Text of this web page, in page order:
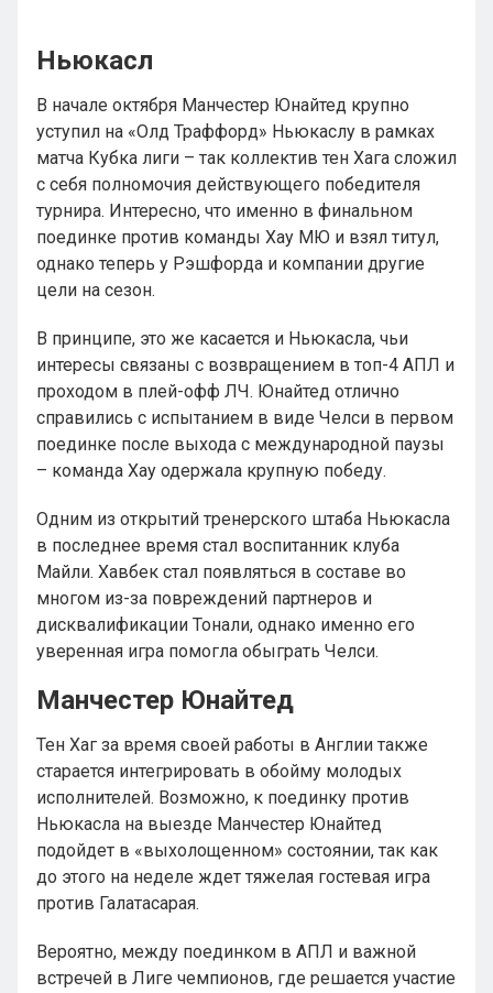
Ньюкасл
В начале октября Манчестер Юнайтед крупно
уступил на «Олд Траффорд» Ньюкаслу в рамках
матча Кубка лиги – так коллектив тен Хага сложил
с себя полномочия действующего победителя
турнира. Интересно, что именно в финальном
поединке против команды Хау МЮ и взял титул,
однако теперь у Рэшфорда и компании другие
цели на сезон.
В принципе, это же касается и Ньюкасла, чьи
интересы связаны с возвращением в топ-4 АПЛ и
проходом в плей-офф ЛЧ. Юнайтед отлично
справились с испытанием в виде Челси в первом
поединке после выхода с международной паузы
– команда Хау одержала крупную победу.
Одним из открытий тренерского штаба Ньюкасла
в последнее время стал воспитанник клуба
Майли. Хавбек стал появляться в составе во
многом из-за повреждений партнеров и
дисквалификации Тонали, однако именно его
уверенная игра помогла обыграть Челси.
Манчестер Юнайтед
Тен Хаг за время своей работы в Англии также
старается интегрировать в обойму молодых
исполнителей. Возможно, к поединку против
Ньюкасла на выезде Манчестер Юнайтед
подойдет в «выхолощенном» состоянии, так как
до этого на неделе ждет тяжелая гостевая игра
против Галатасарая.
Вероятно, между поединком в АПЛ и важной
встречей в Лиге чемпионов, где решается участие